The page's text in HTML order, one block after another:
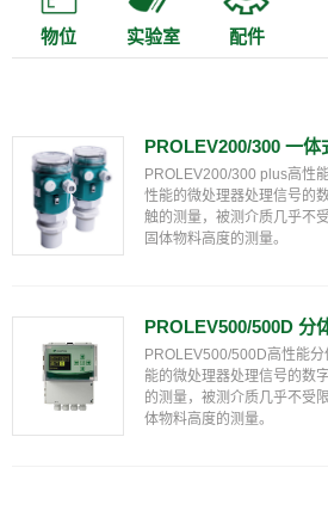
物位 实验室 配件
PROLEV200/300 一体
PROLEV200/300 plus高性
性能的微处理器处理信号的
触的测量，被测介质几乎不
固体物料高度的测量。
PROLEV500/500D 分
PROLEV500/500D高性能
能的微处理器处理信号的数
的测量，被测介质几乎不受
体物料高度的测量。